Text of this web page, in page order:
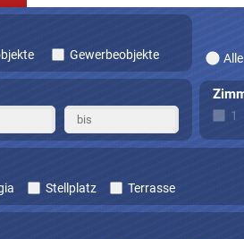
Gewerbeobjekte Alle
1
Stellplatz Terrasse